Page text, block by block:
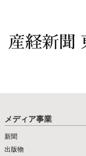
産経新聞
メディア事業
新聞
出版物